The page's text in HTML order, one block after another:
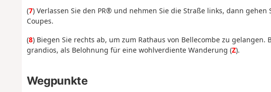
(7) Verlassen Sie den PR® und nehmen Sie die Straße links, dann
Coupes.
(8) Biegen Sie rechts ab, um zum Rathaus von Bellecombe zu
grandios, als Belohnung für eine wohlverdiente Wanderung (Z).
Wegpunkte